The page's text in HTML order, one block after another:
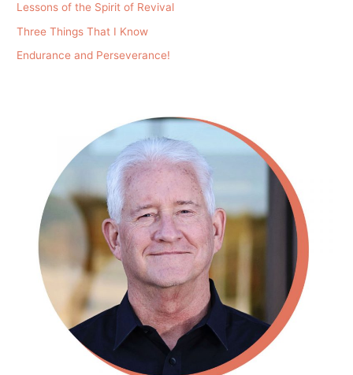
Lessons of the Spirit of Revival
Three Things That I Know
Endurance and Perseverance!